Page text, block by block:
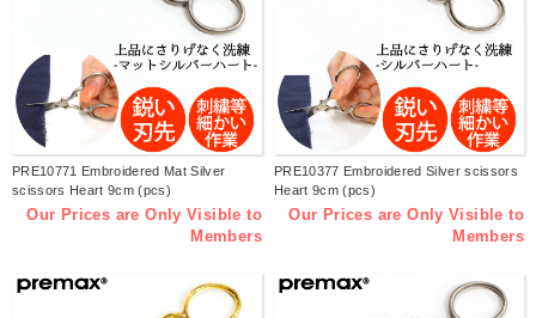
PRE10771 Embroidered Mat Silver
scissors Heart 9cm (pcs)
Our Prices are Only Visible to
Members
PRE10377 Embroidered Silver scissors
Heart 9cm (pcs)
Our Prices are Only Visible to
Members